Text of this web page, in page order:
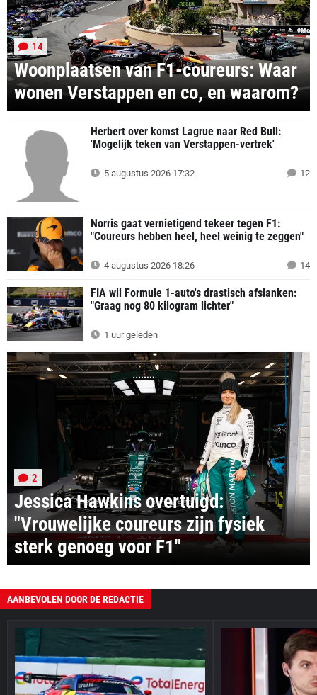
Woonplaatsen van F1-coureurs: Waar
wonen Verstappen en co, en waarom?
14
Herbert over komst Lagrue naar Red Bull:
'Mogelijk teken van Verstappen-vertrek'
5 augustus 2026 17:32 12
Norris gaat vernietigend tekeer tegen F1:
"Coureurs hebben heel, heel weinig te zeggen"
4 augustus 2026 18:26 14
FIA wil Formule 1-auto's drastisch afslanken:
"Graag nog 80 kilogram lichter"
1 uur geleden
Jessica Hawkins overtuigd:
"Vrouwelijke coureurs zijn fysiek
sterk genoeg voor F1"
2
AANBEVOLEN DOOR DE REDACTIE